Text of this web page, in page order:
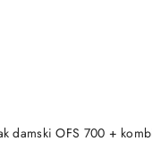
damski OFS 700 +